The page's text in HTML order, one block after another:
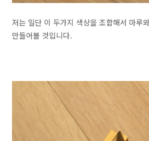
저는 일단 이 두가지 색상을 조합해서 마루
만들어볼 것입니다.